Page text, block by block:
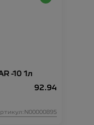
-10 1л
92.94